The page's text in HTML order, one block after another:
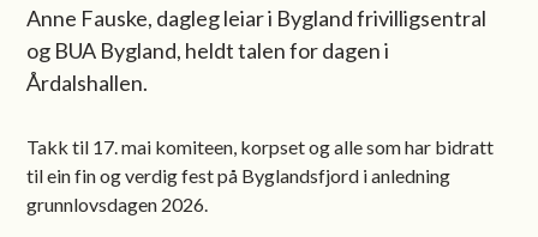
Anne Fauske, dagleg leiar i Bygland frivilligsentral
og BUA Bygland, heldt talen for dagen i
Årdalshallen.
Takk til 17. mai komiteen, korpset og alle som har bidratt
til ein fin og verdig fest på Byglandsfjord i anledning
grunnlovsdagen 2026.